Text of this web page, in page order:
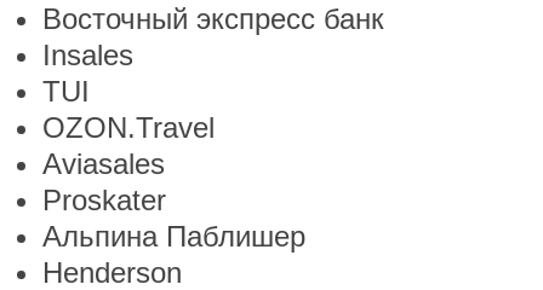
Восточный экспресс банк
Insales
TUI
OZON.Travel
Aviasales
Proskater
Альпина Паблишер
Henderson